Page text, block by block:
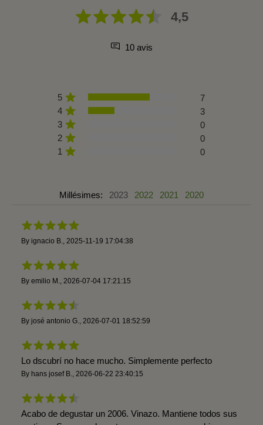
4,5
10 avis
5
7
4
3
3
0
2
0
1
0
Millésimes: 2023 2022 2021 2020
By ignacio B. 2025-11-19 17:04:38
By emilio M. 2026-07-04 17:21:15
By josé antonio G. 2026-07-01 18:52:59
Lo dscubrí no hace mucho. Simplemente perfecto
By hans josef B. 2026-06-22 23:40:15
Acabo de degustar un 2006. Vinazo. Mantiene todos sus